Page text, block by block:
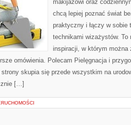
makijażowi oraz
chcą lepiej poznać świat
praktyczny i łączy w sobie
technikami wizażystów. To
inspiracji, w którym można
omówienia. Polecam Pielęgnacja i
skupia się przede wszystkim na
[…]